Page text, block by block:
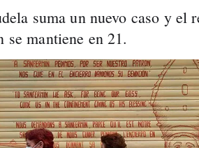
suma un nuevo caso y el
se mantiene en 21.